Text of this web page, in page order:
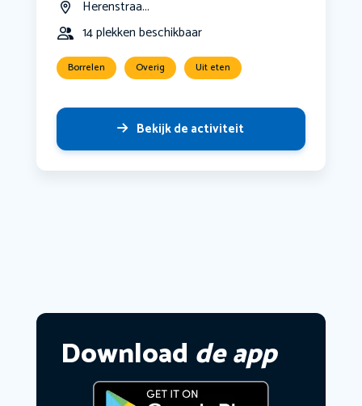
Herenstraa...
14 plekken beschikbaar
Borrelen Overig Uit eten
Bekijk de activiteit
Download de app